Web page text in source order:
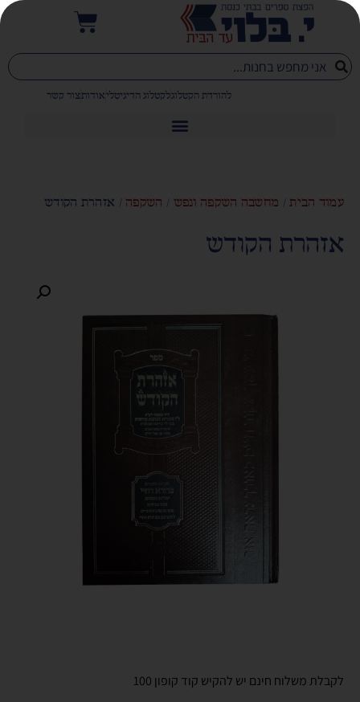
להורדת הקטלוגלקטלוג הדיגיטליאודותצור קשר
עמוד הבית/ מחשבה השקפה ונפש / השקפה / אזהרת הקודש
אזהרת הקודש
לקבלת משלוח חינם יש להקיש קוד קופון 100